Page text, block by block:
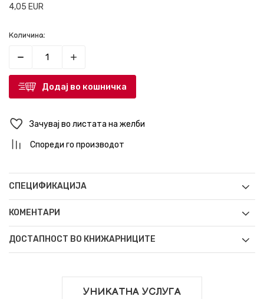
4,05 EUR
Количина:
Додај во кошничка
Зачувај во листата на желби
Спореди го производот
СПЕЦИФИКАЦИЈА
КОМЕНТАРИ
ДОСТАПНОСТ ВО КНИЖАРНИЦИТЕ
УНИКАТНА УСЛУГА